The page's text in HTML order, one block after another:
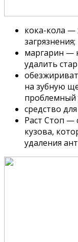
кока-кола
загрязнения;
маргарин —
удалить
на зубную
проблемный
средство
Раст Стоп —
кузова,
удаления